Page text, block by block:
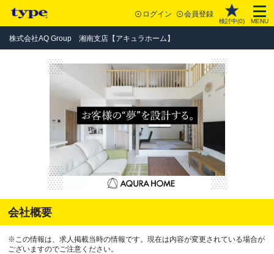
ログイン 会員登録
検討中(0) MENU
株式会社AQ Group 湘南支店【アキュラホーム】
会社概要
※この情報は、求人掲載当時の情報です。現在は内容が変更されている場合が
ございますのでご注意ください。